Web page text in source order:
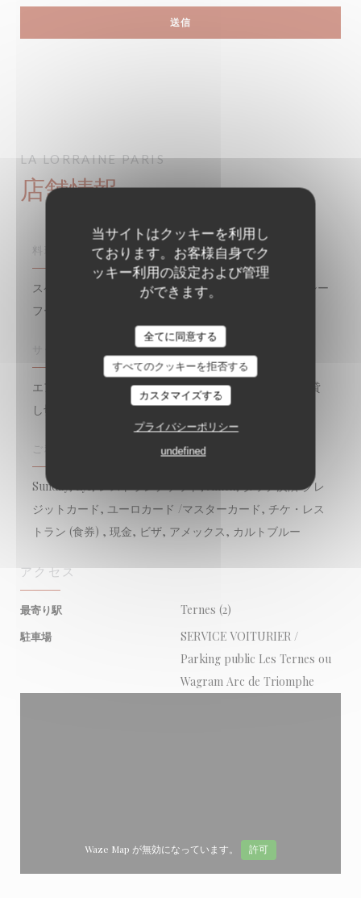
当サイトはクッキーを利用し
ております。お客様自身でク
ッキー利用の設定および管理
ができます。
全てに同意する
すべてのクッキーを拒否する
カスタマイズする
プライバシーポリシー
undefined
LA LORRAINEPARIS
店舗情報
料理
スペシャル・ポアソン, 奪うシーフード, フィッシュ＆シー
フード, 料理のフランチャイズ伝統, 伝統料理
エアコン付きの客室, , 取り除く, 離れて, WI-FI, 予約, 貸
し切り, テラス
ご利用可能なお支払い方法
Sunday, Lyf, レストランチケット, Amex, タッチ決済 クレ
ジットカード, ユーロカード /マスターカード, チケ・レス
トラン (食券) , 現金, ビザ, アメックス, カルトブルー
アクセス
最寄り駅 Ternes (2)
駐車場
SERVICE VOITURIER /
Parking public Les Ternes ou
Wagram Arc de Triomphe
Waze Map が無効になっています。 許可